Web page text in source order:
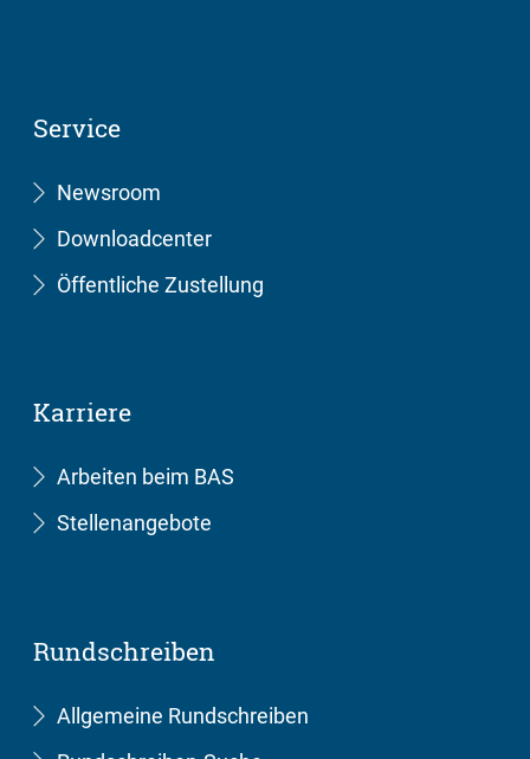
Service
Newsroom
Downloadcenter
Öffentliche Zustellung
Karriere
Arbeiten beim BAS
Stellenangebote
Rundschreiben
Allgemeine Rundschreiben